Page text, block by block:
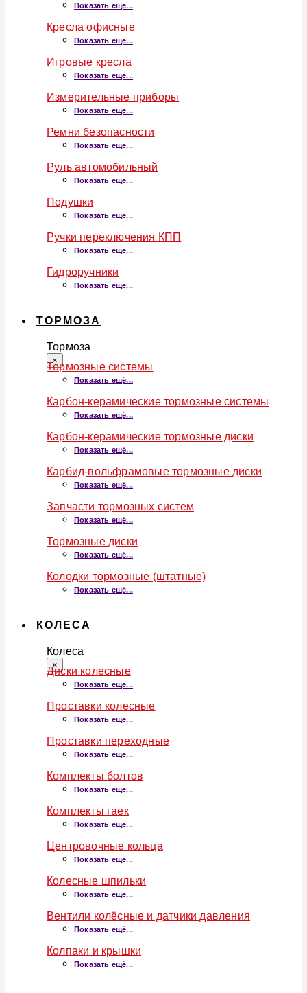
Показать ещё...
Кресла офисные
Показать ещё...
Игровые кресла
Показать ещё...
Измерительные приборы
Показать ещё...
Ремни безопасности
Показать ещё...
Руль автомобильный
Показать ещё...
Подушки
Показать ещё...
Ручки переключения КПП
Показать ещё...
Гидроручники
Показать ещё...
ТОРМОЗА
Тормоза
×
Тормозные системы
Показать ещё...
Карбон-керамические тормозные системы
Показать ещё...
Карбон-керамические тормозные диски
Показать ещё...
Карбид-вольфрамовые тормозные диски
Показать ещё...
Запчасти тормозных систем
Показать ещё...
Тормозные диски
Показать ещё...
Колодки тормозные (штатные)
Показать ещё...
КОЛЕСА
Колеса
×
Диски колесные
Показать ещё...
Проставки колесные
Показать ещё...
Проставки переходные
Показать ещё...
Комплекты болтов
Показать ещё...
Комплекты гаек
Показать ещё...
Центровочные кольца
Показать ещё...
Колесные шпильки
Показать ещё...
Вентили колёсные и датчики давления
Показать ещё...
Колпаки и крышки
Показать ещё...